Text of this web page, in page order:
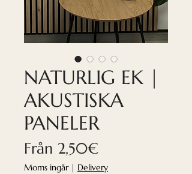
NATURLIG EK |
AKUSTISKA
PANELER
Från 2,50€Reapris
Moms ingår| Delivery